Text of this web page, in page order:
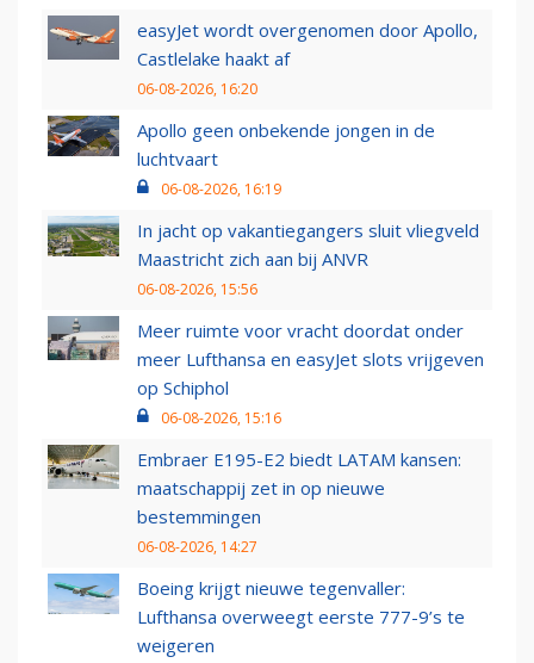
easyJet wordt overgenomen door Apollo,
Castlelake haakt af
06-08-2026, 16:20
Apollo geen onbekende jongen in de
luchtvaart
06-08-2026, 16:19
In jacht op vakantiegangers sluit vliegveld
Maastricht zich aan bij ANVR
06-08-2026, 15:56
Meer ruimte voor vracht doordat onder
meer Lufthansa en easyJet slots vrijgeven
op Schiphol
06-08-2026, 15:16
Embraer E195-E2 biedt LATAM kansen:
maatschappij zet in op nieuwe
bestemmingen
06-08-2026, 14:27
Boeing krijgt nieuwe tegenvaller:
Lufthansa overweegt eerste 777-9’s te
weigeren